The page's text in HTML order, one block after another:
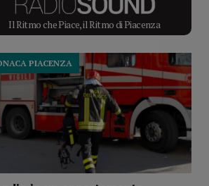
Il Ritmo che Piace, il Ritmo di Piacenza
PIACENZA